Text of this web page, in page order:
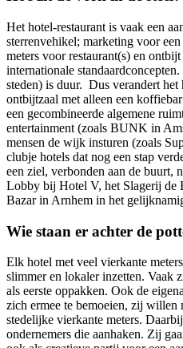
Het hotel-restaurant is vaak een
sterrenvehikel; marketing voor
meters voor restaurant(s) en
internationale
steden) is duur. Dus verandert
ontbijtzaal met alleen een
een gecombineerde algemene
entertainment (zoals BUNK in
mensen de wijk insturen (zoals
clubje hotels dat nog een stap
een ziel, verbonden aan de buurt,
Lobby bij Hotel V, het Slagerij de
Bazar in Arnhem in het
Wie staan er achter de
Elk hotel met veel vierkante
slimmer en lokaler inzetten. Vaak
als eerste oppakken. Ook de
zich ermee te bemoeien, zij willen
stedelijke vierkante meters.
ondernemers die aanhaken. Zij